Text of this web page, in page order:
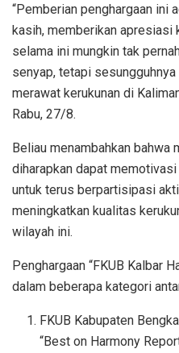
“Pemberian penghargaan ini
kasih, memberikan apresiasi
selama ini mungkin tak
senyap, tetapi
merawat kerukunan di
Rabu, 27/8.
Beliau menambahkan bahwa
diharapkan dapat
untuk terus berpartisipasi
meningkatkan kualitas
wilayah ini.
Penghargaan “FKUB Kalbar
dalam beberapa kategori
FKUB Kabupaten
“Best on Harmony